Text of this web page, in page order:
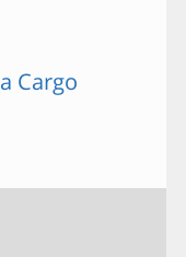
Cargo